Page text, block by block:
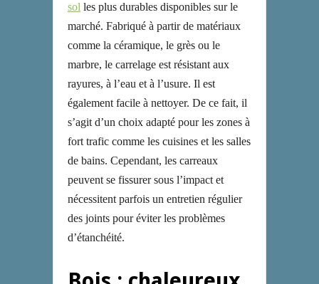
sol les plus durables disponibles sur le
marché. Fabriqué à partir de matériaux
comme la céramique, le grès ou le
marbre, le carrelage est résistant aux
rayures, à l’eau et à l’usure. Il est
également facile à nettoyer. De ce fait, il
s’agit d’un choix adapté pour les zones à
fort trafic comme les cuisines et les salles
de bains. Cependant, les carreaux
peuvent se fissurer sous l’impact et
nécessitent parfois un entretien régulier
des joints pour éviter les problèmes
d’étanchéité.